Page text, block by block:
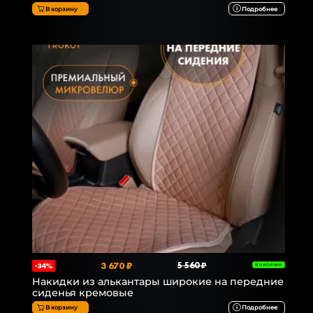
В корзину Подробнее
-34% 3 670 ₽ 5 560 ₽ В НАЛИЧИИ
Накидки из алькантары широкие на передние
сиденья кремовые
В корзину Подробнее